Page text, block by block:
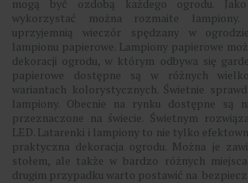
mogą być ozdobą każdego ogrodu.
wykorzystać można rozmaite
uprzyjemnią wieczór spędzany w
lampionu papierowe. Lampiony papierowe
dekoracji ogrodu, w którym odbywa się
papierowe dostępne są w różnych
wariantach kolorystycznych. Świetnie
lampiony. Obecnie na rynku dostępne są
przeznaczone na świecie. Świetnym
LED. Latarenki i lampiony to nie tylko
praktyczna dekoracja ogrodu. Można je
stołem, ale także w bardzo różnych
drugim przypadku warto postawić na